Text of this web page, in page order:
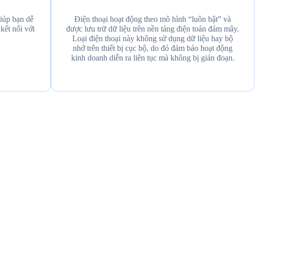
bạn dễ
nối với
Điện thoại hoạt động theo mô hình “luôn bật” và
được lưu trữ dữ liệu trên nền tảng điện toán đám mây.
Loại điện thoại này không sử dụng dữ liệu hay bộ
nhớ trên thiết bị cục bộ, do đó đảm bảo hoạt động
kinh doanh diễn ra liên tục mà không bị gián đoạn.